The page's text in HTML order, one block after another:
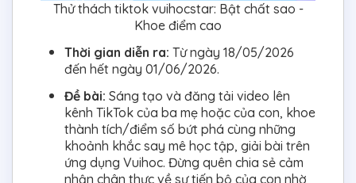
Thử thách tiktok vuihocstar: Bật chất sao -
Khoe điểm cao
Thời gian diễn ra: Từ ngày 18/05/2026
đến hết ngày 01/06/2026.
Đề bài: Sáng tạo và đăng tải video lên
kênh TikTok của ba mẹ hoặc của con, khoe
thành tích/điểm số bứt phá cùng những
khoảnh khắc say mê học tập, giải bài trên
ứng dụng Vuihoc. Đừng quên chia sẻ cảm
nhận chân thực về sự tiến bộ của con nhờ